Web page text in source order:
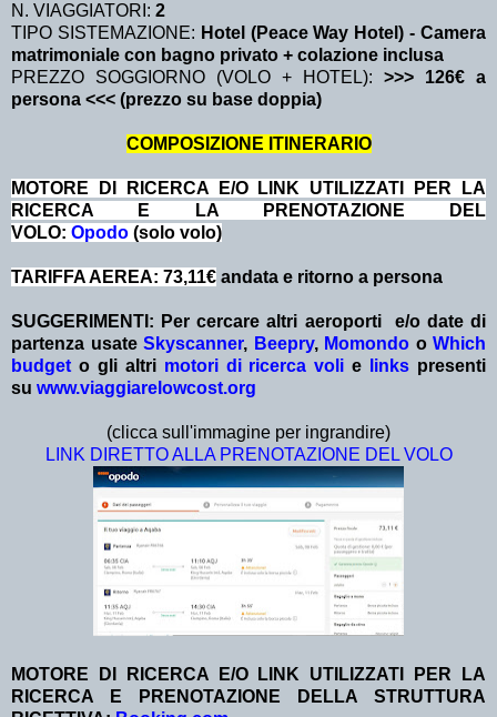
N. VIAGGIATORI: 2
TIPO SISTEMAZIONE: Hotel (Peace Way Hotel) - Camera
matrimoniale con bagno privato + colazione inclusa
PREZZO SOGGIORNO (VOLO + HOTEL): >>> 126€ a
persona <<< (prezzo su base doppia)
COMPOSIZIONE ITINERARIO
MOTORE DI RICERCA E/O LINK UTILIZZATI PER LA
RICERCA E LA PRENOTAZIONE DEL
VOLO: Opodo (solo volo)
TARIFFA AEREA: 73,11€ andata e ritorno a persona
SUGGERIMENTI: Per cercare altri aeroporti e/o date di
partenza usate Skyscanner, Beepry, Momondo o Which
budget o gli altri motori di ricerca voli e links presenti
su www.viaggiarelowcost.org
(clicca sull'immagine per ingrandire)
LINK DIRETTO ALLA PRENOTAZIONE DEL VOLO
MOTORE DI RICERCA E/O LINK UTILIZZATI PER LA
RICERCA E PRENOTAZIONE DELLA STRUTTURA